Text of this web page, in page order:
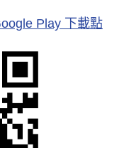
Play 下載點